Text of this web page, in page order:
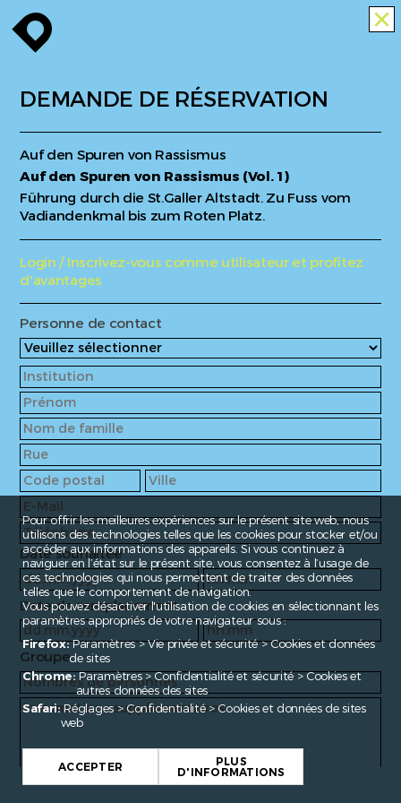
enroute close
DEMANDE DE RÉSERVATION
Auf den Spuren von Rassismus
Auf den Spuren von Rassismus (Vol. 1)
Führung durch die St.Galler Altstadt. Zu Fuss vom
Vadiandenkmal bis zum Roten Platz.
Login / Inscrivez-vous comme utilisateur et profitez
d'avantages
Personne de contact
Date souhaitée
Date de remplacement
Groupe
Pour offrir les meilleures expériences sur le présent site web, nous
utilisons des technologies telles que les cookies pour stocker et/ou
accéder aux informations des appareils. Si vous continuez à
naviguer en l’état sur le présent site, vous consentez à l’usage de
ces technologies qui nous permettent de traiter des données
telles que le comportement de navigation.
Vous pouvez désactiver l'utilisation de cookies en sélectionnant les
paramètres appropriés de votre navigateur sous :
Firefox:Paramètres > Vie privée et sécurité > Cookies et données
de sites
Chrome:Paramètres > Confidentialité et sécurité > Cookies et
autres données des sites
Safari:Réglages > Confidentialité > Cookies et données de sites
web
ACCEPTER PLUS
D'INFORMATIONS